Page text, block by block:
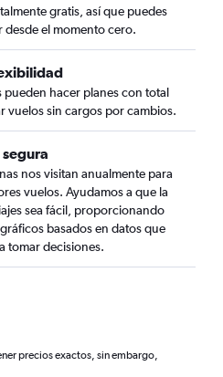
gratis, así que puedes
desde el momento cero.
pueden hacer planes con total
vuelos sin cargos por cambios.
nos visitan anualmente para
vuelos. Ayudamos a que la
sea fácil, proporcionando
basados en datos que
tomar decisiones.
precios exactos, sin embargo,